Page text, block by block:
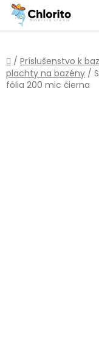
Prejsť
obsah
Domov
/ Príslušenstvo k
plachty na bazény /
fólia 200 mic čierna